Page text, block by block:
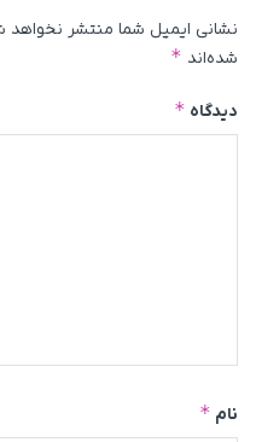
نشانی ایمیل شما منتشر نخواهد
شده‌اند *
دیدگاه *
نام *